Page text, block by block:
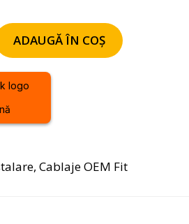
ADAUGĂ ÎN COȘ
, Cablaje OEM Fit